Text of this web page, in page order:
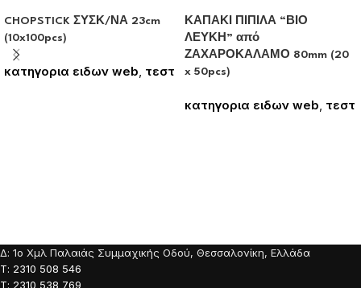
CHOPSTICK ΣΥΣΚ/ΝΑ 23cm
(10x100pcs)
κατηγορια ειδων web τεστ
ΚΑΠΑΚΙ ΠΙΠΙΛΑ “ΒΙΟ
ΛΕΥΚΗ” από
ΖΑΧΑΡΟΚΑΛΑΜΟ 80mm (20
x 50pcs)
κατηγορια ειδων web τεστ
Δ: 1o Χμλ Παλαιάς Συμμαχικής Οδού, Θεσσαλονίκη, Ελλάδα
Τ: 2310 508 546
Τ: 2310 538 769